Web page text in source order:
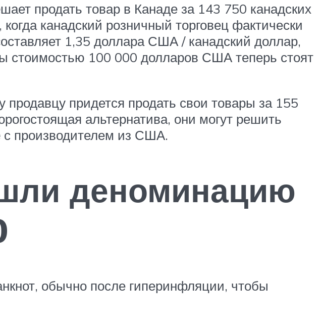
продать товар в Канаде за 143 750 канадских
канадский розничный торговец фактически
1,35 доллара США / канадский доллар,
стоимостью 100 000 долларов США теперь стоят
придется продать свои товары за 155
альтернатива, они могут решить
с производителем из США.
деноминацию
обычно после гиперинфляции, чтобы